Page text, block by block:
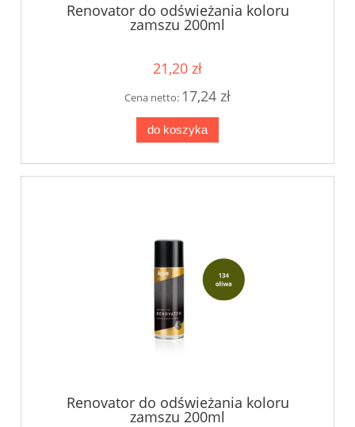
Renovator do odświeżania koloru
zamszu 200ml
21,20 zł
Cena netto: 17,24 zł
do koszyka
Renovator do odświeżania koloru
zamszu 200ml